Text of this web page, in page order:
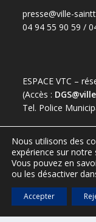
presse@ville-
04 94 55 90 59 /
ESPACE VTC –
(Accès :
Tel. Police
Office de
Nous utilisons des
expérience sur notre
Vous pouvez en
ou les désactiver
Accepter